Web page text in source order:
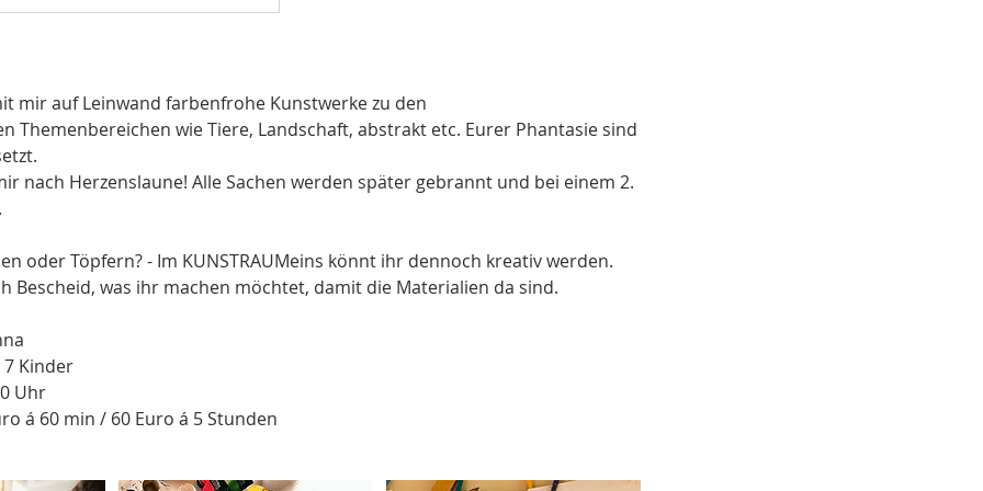
mir auf Leinwand farbenfrohe Kunstwerke zu den
Themenbereichen wie Tiere, Landschaft, abstrakt etc. Eurer Phantasie sind
nach Herzenslaune! Alle Sachen werden später gebrannt und bei einem 2.
oder Töpfern? - Im KUNSTRAUMeins könnt ihr dennoch kreativ werden.
Bescheid, was ihr machen möchtet, damit die Materialien da sind.
Kinder
Uhr
á 60 min / 60 Euro á 5 Stunden